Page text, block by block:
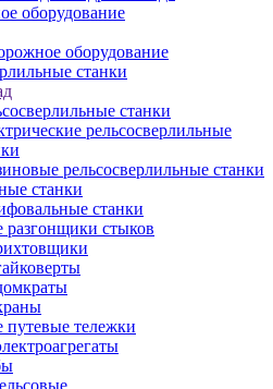
оборудование
оборудование
станки
станки
рельсосверлильные
рельсосверлильные станки
станки
станки
разгонщики стыков
путевые тележки